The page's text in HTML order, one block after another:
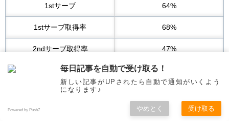
1stサーブ 64%
1stサーブ取得率 68%
2ndサーブ取得率 47%
ブレークされるピンチ 46回
ブレークポイント守った％
サービスゲームの回数
毎日記事を自動で受け取る！
新しい記事がUPされたら自動で通知がいくよう
になります♪
Powered by Push7 やめとく 受け取る